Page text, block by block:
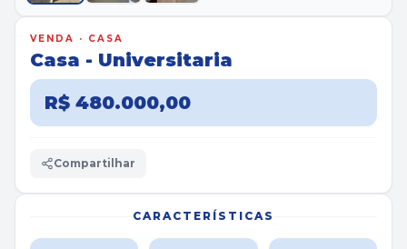
VENDA · CASA
Casa - Universitaria
R$ 480.000,00
Compartilhar
CARACTERÍSTICAS